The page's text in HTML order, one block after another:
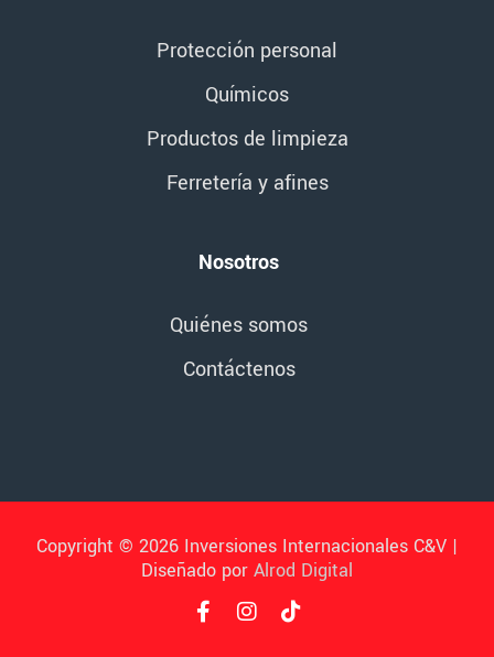
Protección personal
Químicos
Productos de limpieza
Ferretería y afines
Nosotros
Quiénes somos
Contáctenos
Copyright © 2026 Inversiones Internacionales C&V |
Diseñado por Alrod Digital